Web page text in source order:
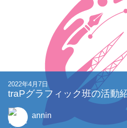
2022年4月7日
traPグラフィック班の活動
annin